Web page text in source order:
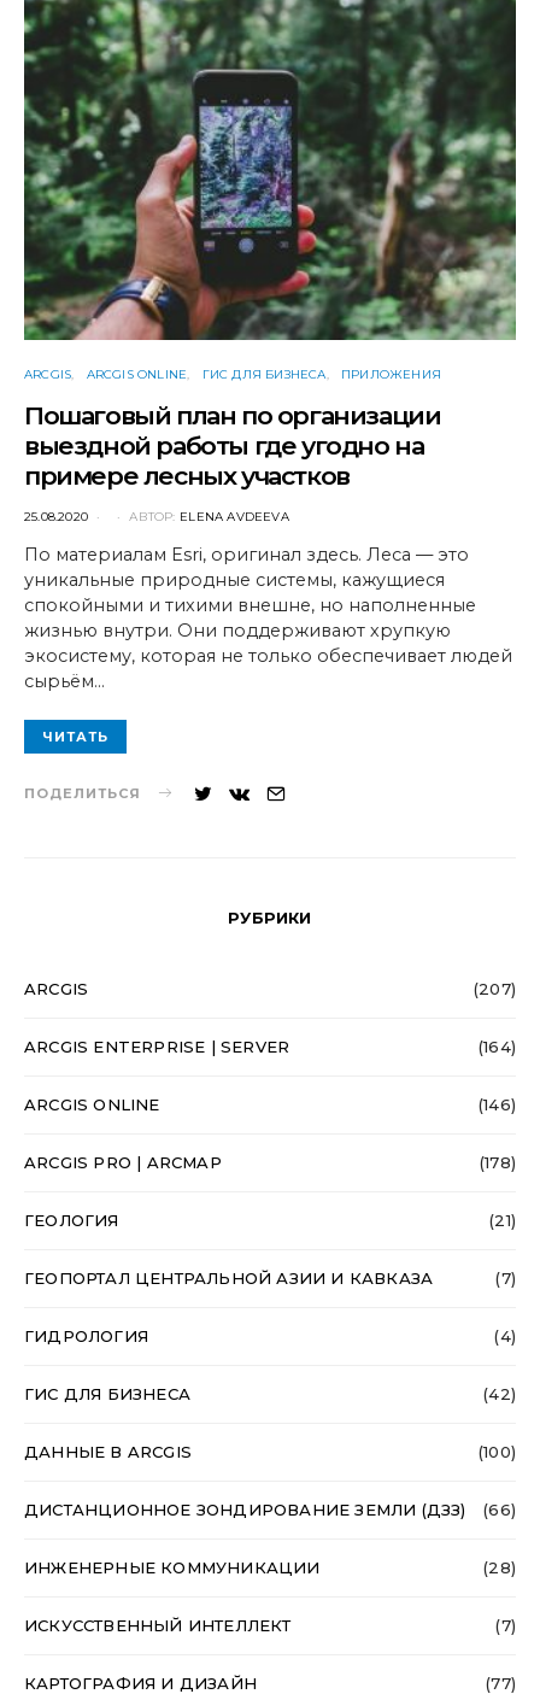
ARCGIS ARCGIS ONLINE ГИС ДЛЯ БИЗНЕСА ПРИЛОЖЕНИЯ
Пошаговый план по организации
выездной работы где угодно на
примере лесных участков
POSTED
25.08.2020 АВТОР: ELENA AVDEEVA
По материалам Esri, оригинал здесь. Леса — это
уникальные природные системы, кажущиеся
спокойными и тихими внешне, но наполненные
жизнью внутри. Они поддерживают хрупкую
экосистему, которая не только обеспечивает людей
сырьём…
ЧИТАТЬ
ПОДЕЛИТЬСЯ
РУБРИКИ
ARCGIS (207)
ARCGIS ENTERPRISE | SERVER (164)
ARCGIS ONLINE (146)
ARCGIS PRO | ARCMAP (178)
ГЕОЛОГИЯ (21)
ГЕОПОРТАЛ ЦЕНТРАЛЬНОЙ АЗИИ И КАВКАЗА (7)
ГИДРОЛОГИЯ (4)
ГИС ДЛЯ БИЗНЕСА (42)
ДАННЫЕ В ARCGIS (100)
ДИСТАНЦИОННОЕ ЗОНДИРОВАНИЕ ЗЕМЛИ (ДЗЗ) (66)
ИНЖЕНЕРНЫЕ КОММУНИКАЦИИ (28)
ИСКУССТВЕННЫЙ ИНТЕЛЛЕКТ (7)
КАРТОГРАФИЯ И ДИЗАЙН (77)